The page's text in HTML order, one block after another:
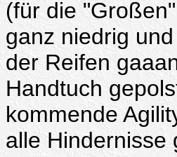
(für die
ganz niedrig
der Reifen
Handtuch
kommende
alle Hindernisse